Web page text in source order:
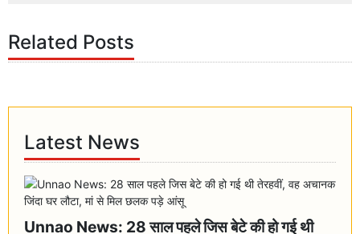
Related Posts
Latest News
Unnao News: 28 साल पहले जिस बेटे की हो गई थी